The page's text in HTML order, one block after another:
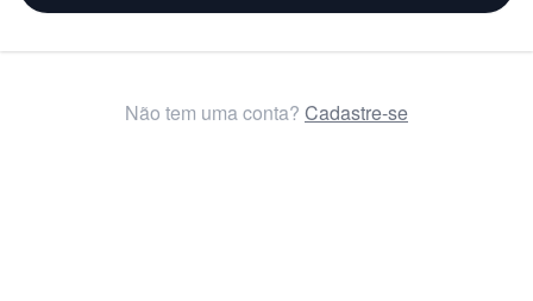
Não tem uma conta? Cadastre-se